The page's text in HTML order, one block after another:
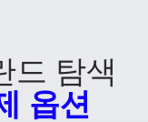
드 탐색
옵션